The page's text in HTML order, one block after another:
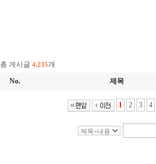
총 게시글 4,235개
No.
제목
1 2 3 4